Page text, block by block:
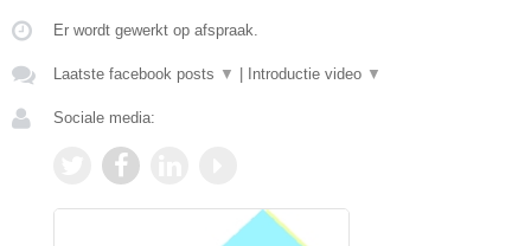
Er wordt gewerkt op afspraak.
Laatste facebook posts ▼ | Introductie video ▼
Sociale media: